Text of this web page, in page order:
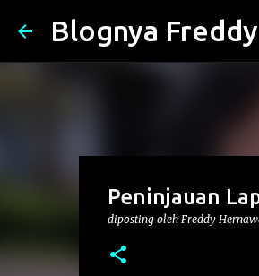
Blognya
Peninjauan
diposting oleh Freddy